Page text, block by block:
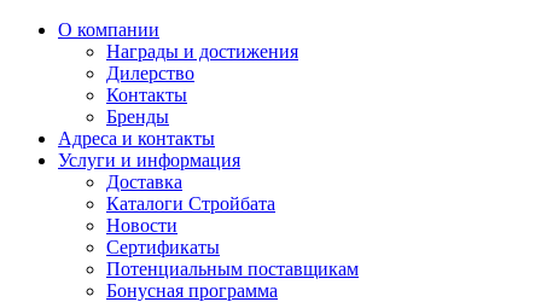
О компании
Награды и достижения
Дилерство
Контакты
Бренды
Адреса и контакты
Услуги и информация
Доставка
Каталоги Стройбата
Новости
Сертификаты
Потенциальным поставщикам
Бонусная программа